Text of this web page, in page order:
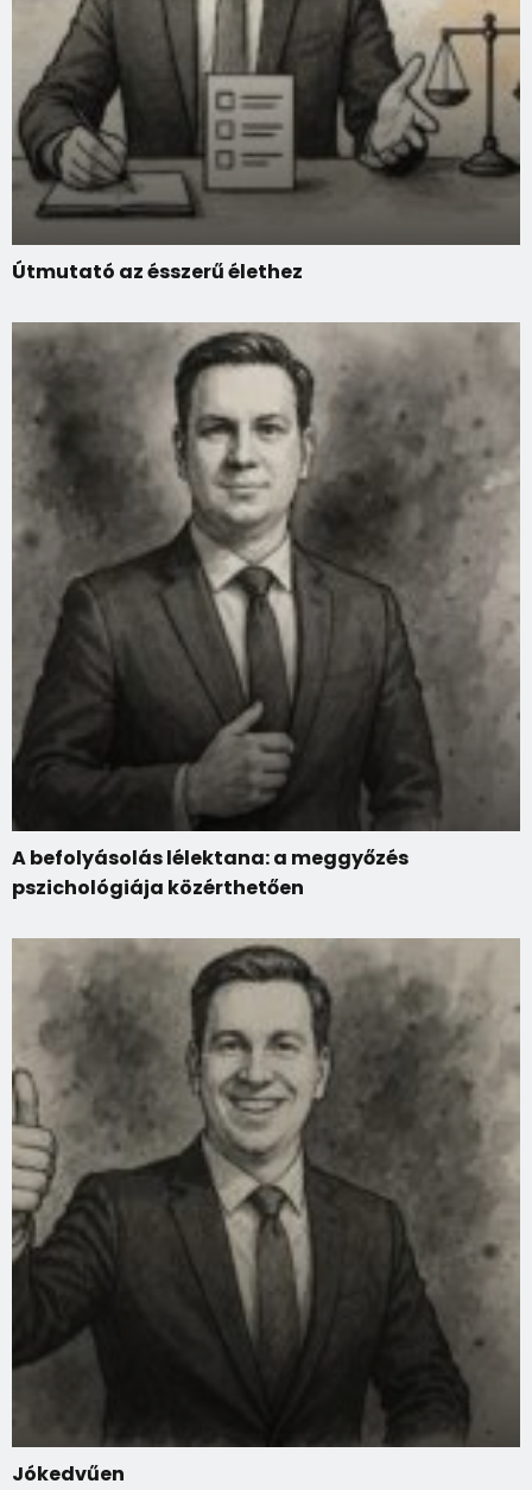
Útmutató az ésszerű élethez
A befolyásolás lélektana: a meggyőzés
pszichológiája közérthetően
Jókedvűen